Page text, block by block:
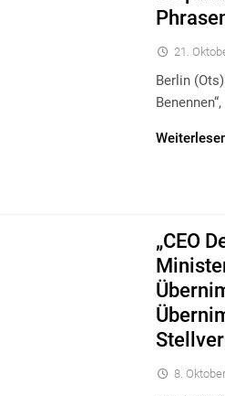
21.
Berlin
„CEO
8.